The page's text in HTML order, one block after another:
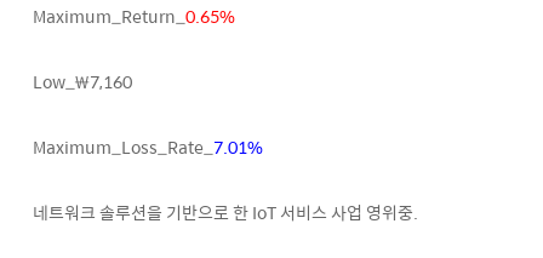
Maximum_Return_ 0.65%
Low_₩7,160
Maximum_Loss_Rate_ 7.01%
네트워크 솔루션을 기반으로 한 IoT 서비스 사업 영위중.